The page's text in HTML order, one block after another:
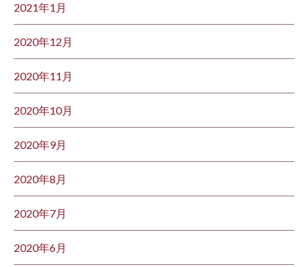
2021年1月
2020年12月
2020年11月
2020年10月
2020年9月
2020年8月
2020年7月
2020年6月